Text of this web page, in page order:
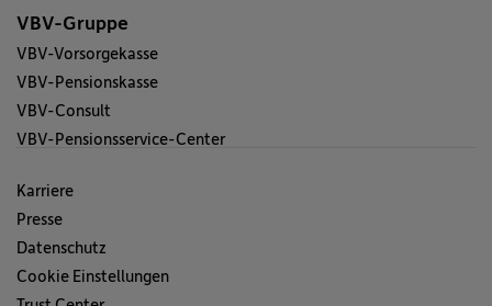
VBV-Gruppe
VBV-Vorsorgekasse
VBV-Pensionskasse
VBV-Consult
VBV-Pensionsservice-Center
Karriere
Presse
Datenschutz
Cookie Einstellungen